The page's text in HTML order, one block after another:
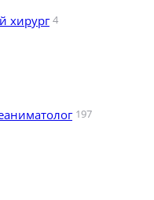
хирург 4
197